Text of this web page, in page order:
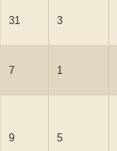
31 3
7 1
9 5